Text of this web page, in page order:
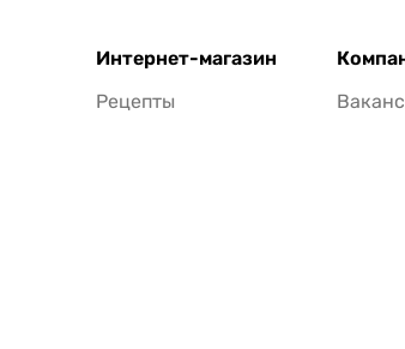
Интернет-магазин
Рецепты